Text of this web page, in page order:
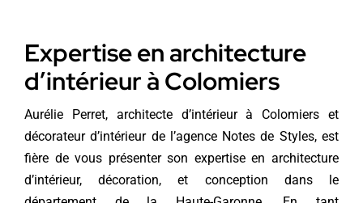
Expertise en architecture
d’intérieur à Colomiers
Aurélie Perret, architecte d’intérieur à Colomiers et
décorateur d’intérieurde l’agence Notes de Styles, est
fière de vous présenter son expertise en architecture
d’intérieur, décoration, et conception dans le